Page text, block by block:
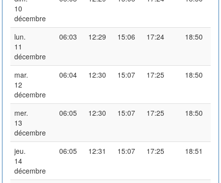
10
décembre
lun.
11
décembre
06:03 12:29 15:06 17:24 18:50
mar.
12
décembre
06:04 12:30 15:07 17:25 18:50
mer.
13
décembre
06:05 12:30 15:07 17:25 18:50
jeu.
14
décembre
06:05 12:31 15:07 17:25 18:51